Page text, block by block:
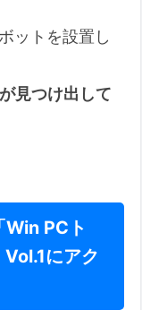
ットを設置し
見つけ出して
PCト
にアク